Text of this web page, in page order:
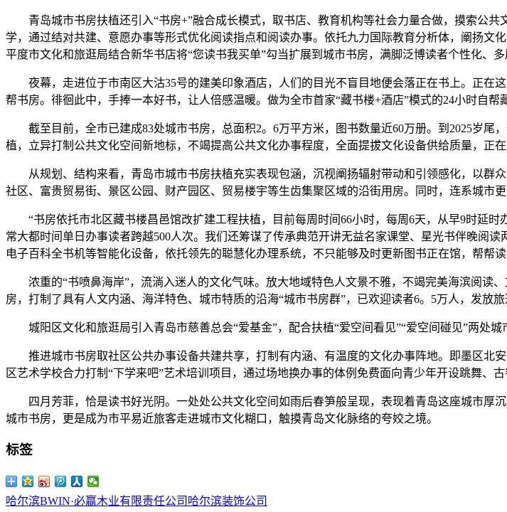
青岛城市书房扶植还引入“书房+”融合成长模式，取书店、教育机构等社会力量合做，摸索公共
学，通过结对共建、意愿办事等形式优化阅读指点和阅读办事。依托九力国际教育分析体，阐扬文
平度市文化和旅逛局结合新华书店将“您读书我买单”勾当扩展到城市书房，满脚泛博读者个性化、多
夜幕，走进位于市南区大沽35号的建美印象酒店，人们的目光不盲目地便会落正在书上。正在
帮书房。徘徊此中，手捧一本好书，让人倍感温暖。做为全市首家“藏书楼+酒店”模式的24小时自
截至目前，全市已建成83处城市书房，总面积2。6万平方米，图书数量近60万册。到2025岁尾
植，立异打制公共文化空间新地标，不竭提高公共文化办事程度，全面提拔文化设备供给质量，正
从规划、结构来看，青岛市城市书房扶植充实表现包涵，沉视阐扬辐射带动和引领感化，以群
社区、富贵贸易街、景区公园、财产园区、贸易楼宇等生齿集聚区域的沿街用房。同时，连系城市
“书房依托市北区藏书楼昌邑馆改扩建工程扶植，目前每周时间66小时，每周6天，从早9时延时
常大都时间单日办事读者跨越500人次。我们还筹谋了传承典范开讲无益名家课堂、星光书伴晚阅
电子百科全书机等智能化设备，依托领先的聪慧化办理系统，不只能够及时更新图书正在馆，帮帮
浓重的“书喷鼻海岸”，流淌入迷人的文化气味。放大地域特色人文景不雅，不竭完美海滨阅读
房，打制了具有人文内涵、海洋特色、城市特质的沿海“城市书房群”，已欢迎读者6。5万人，发放
城阳区文化和旅逛局引入青岛市慈善总会“爱基金”，配合扶植“爱空间看见”“爱空间碰见”两处城
推进城市书房取社区公共办事设备共建共享，打制有内涵、有温度的文化办事阵地。即墨区北
区艺术学校合力打制“下学来吧”艺术培训项目，通过场地换办事的体例免费面向青少年开设跳舞、
四月芳菲，恰是读书好光阴。一处处公共文化空间如雨后春笋般呈现，表现着青岛这座城市厚
城市书房，更是成为市平易近旅客走进城市文化糊口，触摸青岛文化脉络的夸姣之境。
标签
哈尔滨BWIN·必赢木业有限责任公司 哈尔滨装饰公司